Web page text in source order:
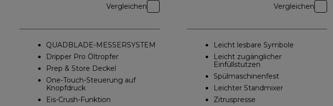
Vergleichen
QUADBLADE-MESSERSYSTEM
Dripper Pro Öltropfer
Prep & Store Deckel
One-Touch-Steuerung auf
Knopfdruck
Eis-Crush-Funktion
Vergleichen
Leicht lesbare Symbole
Leicht zugänglicher
Einfüllstutzen
Spülmaschinenfest
Leichter Standmixer
Zitruspresse